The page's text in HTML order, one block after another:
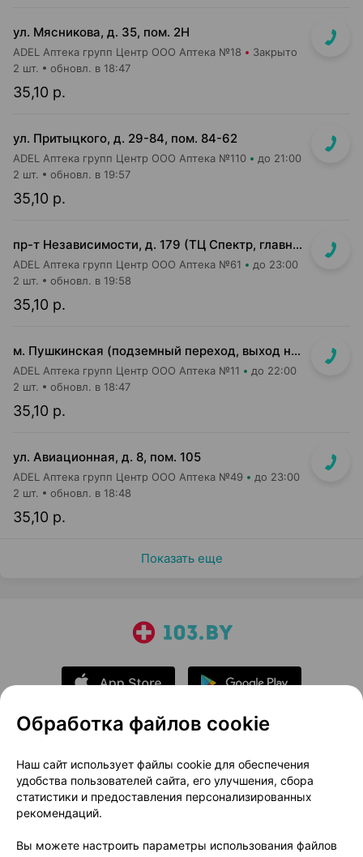
ул. Мясникова, д. 35, пом. 2Н
ADEL Аптека групп Центр ООО Аптека №18 Закрыто
35,10 р.
2 шт. обновл. в 18:47
ул. Притыцкого, д. 29-84, пом. 84-62
ADEL Аптека групп Центр ООО Аптека №110 до 21:00
35,10 р.
2 шт. обновл. в 19:57
пр-т Независимости, д. 179 (ТЦ Спектр, главный вход, 1 этаж)
ADEL Аптека групп Центр ООО Аптека №61 до 23:00
35,10 р.
2 шт. обновл. в 19:58
м. Пушкинская (подземный переход, выход на гостиницу "Орбита")
ADEL Аптека групп Центр ООО Аптека №11 до 22:00
35,10 р.
2 шт. обновл. в 18:47
ул. Авиационная, д. 8, пом. 105
ADEL Аптека групп Центр ООО Аптека №49 до 23:00
35,10 р.
2 шт. обновл. в 18:48
Показать еще
О проекте
Новости проекта
Размещение рекламы
Медицинский маркетинг
Публичный договор
Доставка
Способы оплаты
Вакансии Партнеры
Обработка файлов cookie
Наш сайт использует файлы cookie для обеспечения
удобства пользователей сайта, его улучшения, сбора
статистики и предоставления персонализированных
рекомендаций.
Вы можете настроить параметры использования файлов